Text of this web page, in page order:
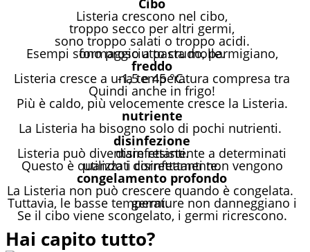
Cibo
Listeria crescono nel cibo,
troppo secco per altri germi,
sono troppo salati o troppo acidi.
Esempi sono prosciutto crudo, parmigiano, formaggio a pasta molle.
freddo
Listeria cresce a una temperatura compresa tra -1,5 e 45 °C.
Quindi anche in frigo!
Più è caldo, più velocemente cresce la Listeria.
nutriente
La Listeria ha bisogno solo di pochi nutrienti.
disinfezione
Listeria può diventare resistente a determinati disinfettanti.
Questo è quando i disinfettanti non vengono utilizzati correttamente.
congelamento profondo
La Listeria non può crescere quando è congelata.
Tuttavia, le basse temperature non danneggiano i germi.
Se il cibo viene scongelato, i germi ricrescono.
Hai capito tutto?